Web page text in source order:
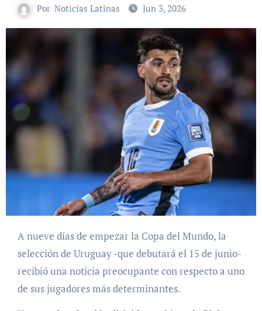
Por Noticias Latinas Jun 3, 2026
A nueve días de empezar la Copa del Mundo, la
selección de Uruguay -que debutará el 15 de junio-
recibió una noticia preocupante con respecto a uno
de sus jugadores más determinantes.